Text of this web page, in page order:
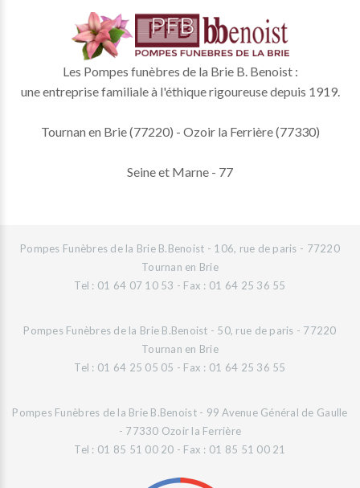
Les Pompes funèbres de la Brie B. Benoist :
une entreprise familiale à l'éthique rigoureuse depuis 1919.
Tournan en Brie (77220) - Ozoir la Ferrière (77330)
Seine et Marne - 77
Pompes Funèbres de la Brie B.Benoist - 106, rue de paris - 77220
Tournan en Brie
Tel : 01 64 07 10 53 - Fax : 01 64 25 36 55
Pompes Funèbres de la Brie B.Benoist - 50, rue de paris - 77220
Tournan en Brie
Tel : 01 64 25 05 05 - Fax : 01 64 25 36 55
Pompes Funèbres de la Brie B.Benoist - 99 Avenue Général de Gaulle
- 77330 Ozoir la Ferrière
Tel : 01 85 51 00 20 - Fax : 01 85 51 00 21